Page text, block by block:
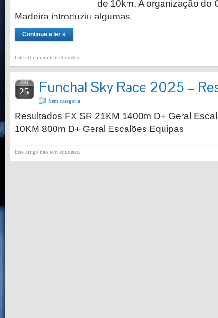
de 10km. A organização do
Madeira introduziu algumas …
Continue a ler »
Este artigo não tem etiquetas.
MAI
25 Funchal Sky Race 2025 –
Sem categoria
Resultados FX SR 21KM 1400m D+ Geral
10KM 800m D+ Geral Escalões Equipas
Este artigo não tem etiquetas.